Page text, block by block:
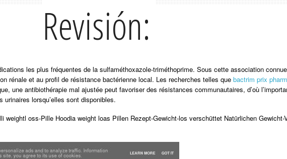
Revisión:
les plus fréquentes de la sulfaméthoxazole-triméthoprime. Sous cette association
rénale et au profil de résistance bactérienne local. Les recherches telles que bactrim prix
une antibiothérapie mal ajustée peut favoriser des résistances communautaires, d’où
lorsqu’elles sont disponibles.
weightl oss-Pille Hoodia weight loas Pillen Rezept-Gewicht-los verschüttet Natürlichen Gewicht-